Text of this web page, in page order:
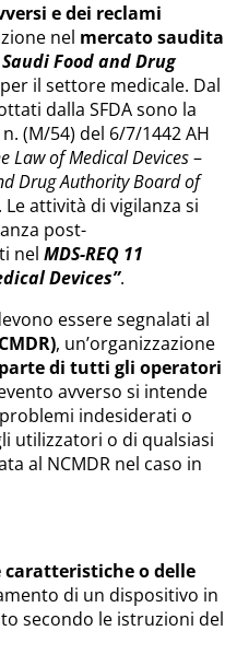
e dei reclami
nel mercato saudita
Saudi Food and Drug
il settore medicale. Dal
dalla SFDA sono la
(M/54) del 6/7/1442 AH
Law of Medical Devices–
Drug Authority Board of
attività di vigilanza si
post-
nel MDS-REQ 11
Devices”.
essere segnalati al
, un’organizzazione
di tutti gli operatori
avverso si intende
indesiderati o
utilizzatori o di qualsiasi
al NCMDR nel caso in
o delle
di un dispositivo in
secondo le istruzioni del